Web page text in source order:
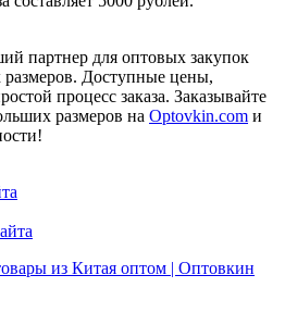
партнер для оптовых закупок
Доступные цены,
процесс заказа. Заказывайте
размеров на Optovkin.com и